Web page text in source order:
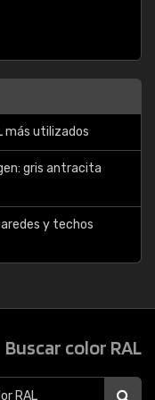
más utilizados
gris antracita
y techos
Buscar color RAL